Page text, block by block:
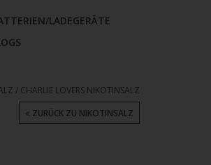
LADEGERÄTE
/ CHARLIE LOVERS NIKOTINSALZ
ZURÜCK ZU NIKOTINSALZ